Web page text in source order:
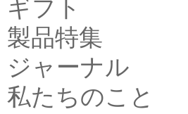
ギフト
製品特集
ジャーナル
私たちのこと